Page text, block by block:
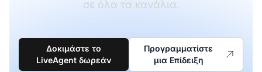
σε όλα τα κανάλια.
Δοκιμάστε το
LiveAgent δωρεάν
Προγραμματίστε
μια Επίδειξη